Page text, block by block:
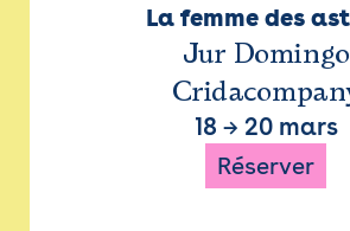
La femme des
Jur Domingo
18 → 20 mars
Réserver